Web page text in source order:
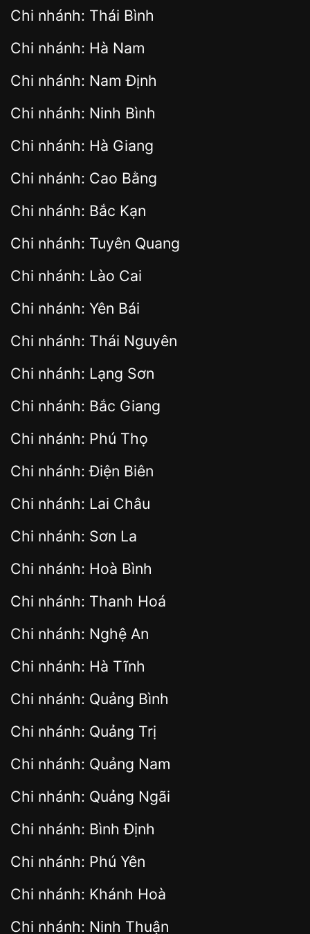
Chi nhánh: Thái Bình
Chi nhánh: Hà Nam
Chi nhánh: Nam Định
Chi nhánh: Ninh Bình
Chi nhánh: Hà Giang
Chi nhánh: Cao Bằng
Chi nhánh: Bắc Kạn
Chi nhánh: Tuyên Quang
Chi nhánh: Lào Cai
Chi nhánh: Yên Bái
Chi nhánh: Thái Nguyên
Chi nhánh: Lạng Sơn
Chi nhánh: Bắc Giang
Chi nhánh: Phú Thọ
Chi nhánh: Điện Biên
Chi nhánh: Lai Châu
Chi nhánh: Sơn La
Chi nhánh: Hoà Bình
Chi nhánh: Thanh Hoá
Chi nhánh: Nghệ An
Chi nhánh: Hà Tĩnh
Chi nhánh: Quảng Bình
Chi nhánh: Quảng Trị
Chi nhánh: Quảng Nam
Chi nhánh: Quảng Ngãi
Chi nhánh: Bình Định
Chi nhánh: Phú Yên
Chi nhánh: Khánh Hoà
Chi nhánh: Ninh Thuận